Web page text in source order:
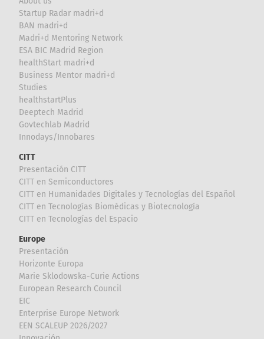
Startup Radar madri+d
BAN madri+d
Madri+d Mentoring Network
ESA BIC Madrid Region
healthStart madri+d
Business Mentor madri+d
Studies
healthstartPlus
Deeptech Madrid
Govtechlab Madrid
Innodays/Innobares
CITT
Presentación CITT
CITT en Semiconductores
CITT en Humanidades Digitales y Tecnologías del Español
CITT en Tecnologías Biomédicas y Biotecnología
CITT en Tecnologías del Espacio
Europe
Presentación
Horizonte Europa
Marie Sklodowska-Curie Actions
European Research Council
EIC
Enterprise Europe Network
EEN SCALEUP 2026/2027